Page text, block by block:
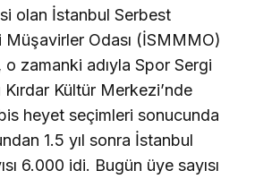
olan İstanbul Serbest
Odası (İSMMMO)
o zamanki adıyla Spor Sergi
Kültür Merkezi’nde
heyet seçimleri sonucunda
1.5 yıl sonra İstanbul
6.000 idi. Bugün üye sayısı